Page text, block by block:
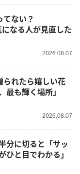
なる人が見直した
2026.08.07
最も輝く場所」
2026.08.07
分に切ると「サッ
ひと目でわかる」